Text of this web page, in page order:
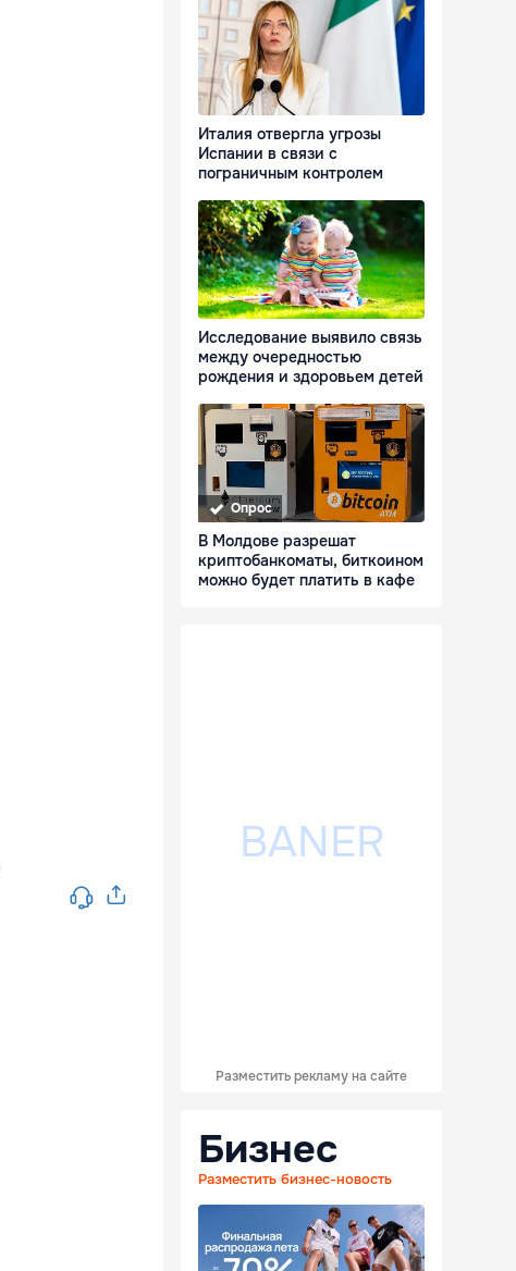
Италия отвергла угрозы
Испании в связи с
пограничным контролем
Исследование выявило связь
между очередностью
рождения и здоровьем детей
Опрос
В Молдове разрешат
криптобанкоматы, биткоином
можно будет платить в кафе
Разместить рекламу на сайте
Бизнес
Разместить бизнес-новость